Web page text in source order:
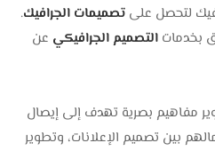
لتحصل علىتصميمات الجرافيك.
بخدماتالتصميم الجرافيكي عن
مفاهيم بصرية تهدف إلى إيصال
بين تصميم الإعلانات، وتطوير